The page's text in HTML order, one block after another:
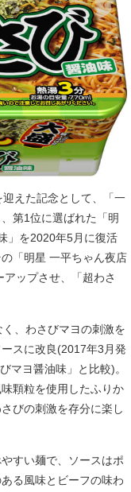
えた記念として、「一
第1位に選ばれた「明
」を2020年5月に復活
「明星 一平ちゃん夜店
ップさせ、「超わさ
、わさびマヨの刺激を
スに改良(2017年3月発
マヨ醤油味」と比較)。
顆粒を使用したふりか
びの刺激を存分に楽し
すい麺で、ソースはポ
る風味とビーフの味わ